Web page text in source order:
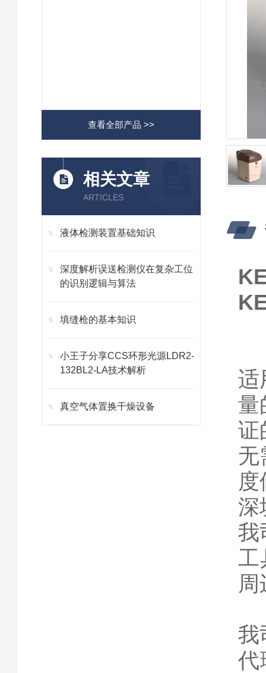
查看全部产品 >>
相关文章
ARTICLES
液体检测装置基础知识
深度解析误送检测仪在复杂工位
的识别逻辑与算法
填缝枪的基本知识
小王子分享CCS环形光源LDR2-
132BL2-LA技术解析
真空气体置换干燥设备
适
量
证
无
深
我
工
我
代